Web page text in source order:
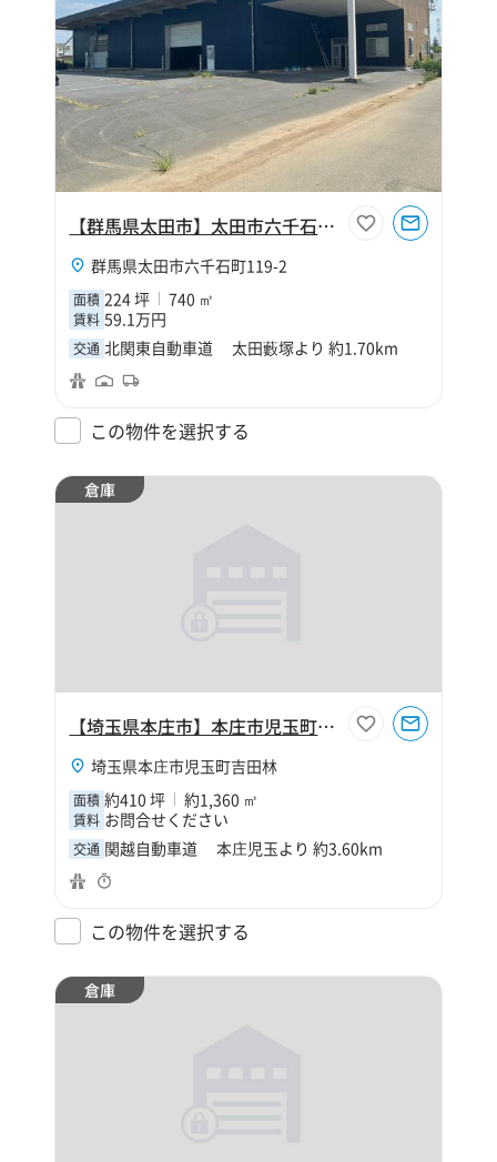
【群馬県太田市】太田市六千石町224坪倉庫
群馬県太田市六千石町119-2
面積 224 坪 740 ㎡
賃料 59.1万円
交通 北関東自動車道 太田藪塚より 約1.70km
この物件を選択する
倉庫
【埼玉県本庄市】本庄市児玉町吉田林410坪倉庫
埼玉県本庄市児玉町吉田林
面積 約410 坪 約1,360 ㎡
賃料 お問合せください
交通 関越自動車道 本庄児玉より 約3.60km
この物件を選択する
倉庫